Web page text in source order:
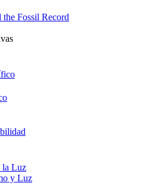
Fossil Record
la Luz
y Luz